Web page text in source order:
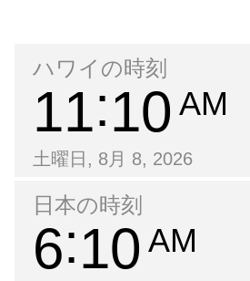
ハワイの時刻
11 10 AM
土曜日, 8月 8, 2026
日本の時刻
6 10 AM